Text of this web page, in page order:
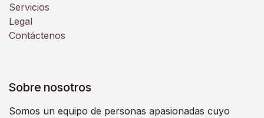
Servicios
Legal
Contáctenos
Sobre nosotros
Somos un equipo de personas apasionadas cuyo